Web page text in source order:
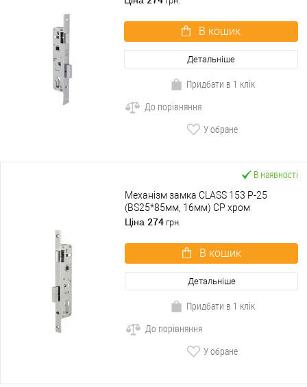
В кошик
Детальніше
Придбати в 1 клік
До порівняння
У обране
В наявності
Механізм замка CLASS 153 P-25
(BS25*85мм, 16мм) CP хром
Ціна 274 грн.
В кошик
Детальніше
Придбати в 1 клік
До порівняння
У обране